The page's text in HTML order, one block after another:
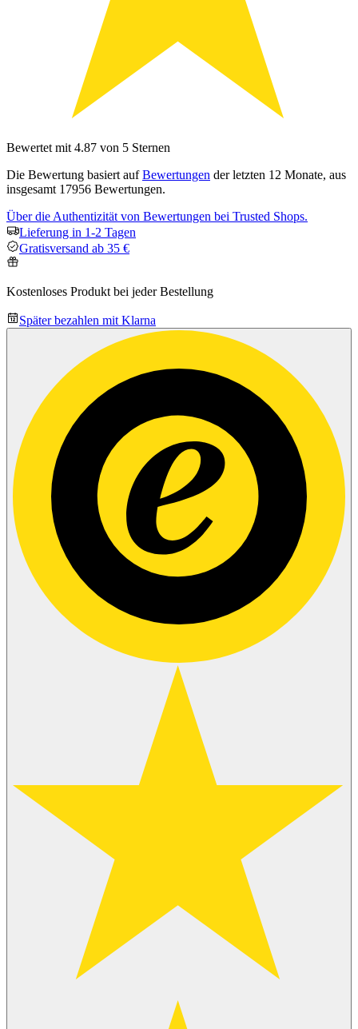
Bewertet mit 4.87 von 5 Sternen
Die Bewertung basiert aufBewertungen der letzten 12 Monate, aus
insgesamt 17956 Bewertungen.
Über die Authentizität von Bewertungen bei Trusted Shops.
Lieferung in 1-2 Tagen
Gratisversand ab 35 €
Kostenloses Produkt bei jeder Bestellung
Später bezahlen mit Klarna